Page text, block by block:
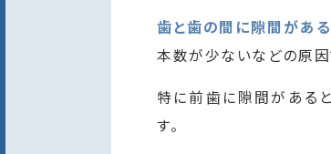
歯と歯の間に隙間がある
本数が少ないなどの原因
特に前歯に隙間がある
す。